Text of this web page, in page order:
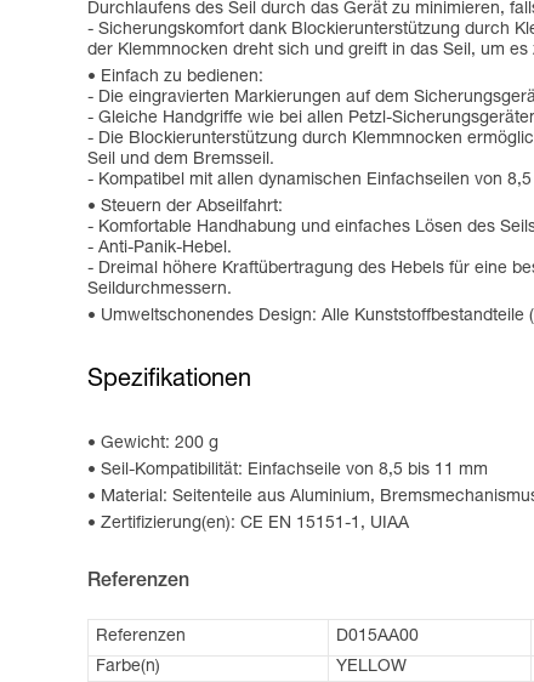
Durchlaufens des Seil durch das Gerät zu minimieren,
- Sicherungskomfort dank Blockierunterstützung durch
der Klemmnocken dreht sich und greift in das Seil, um es
Einfach zu bedienen:
- Die eingravierten Markierungen auf dem
- Gleiche Handgriffe wie bei allen Petzl-
- Die Blockierunterstützung durch Klemmnocken
Seil und dem Bremsseil.
- Kompatibel mit allen dynamischen Einfachseilen von
Steuern der Abseilfahrt:
- Komfortable Handhabung und einfaches Lösen des
- Anti-Panik-Hebel.
- Dreimal höhere Kraftübertragung des Hebels für eine
Seildurchmessern.
Umweltschonendes Design: Alle
Spezifikationen
Gewicht: 200 g
Seil-Kompatibilität: Einfachseile von 8,5 bis 11 mm
Material: Seitenteile aus Aluminium,
Zertifizierung(en): CE EN 15151-1, UIAA
Referenzen
Referenzen D015AA00
Farbe(n)
YELLOW